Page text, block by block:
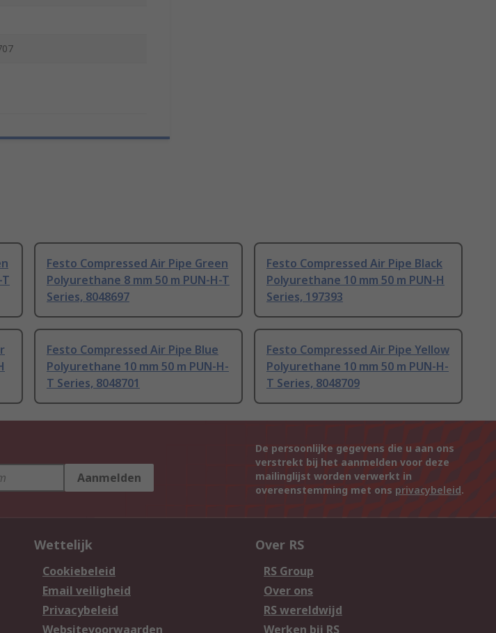
Festo Compressed Air Pipe Green
Polyurethane 8 mm 50 m PUN-H-T
Series, 8048697
Festo Compressed Air Pipe Black
Polyurethane 10 mm 50 m PUN-H
Series, 197393
Festo Compressed Air Pipe Blue
Polyurethane 10 mm 50 m PUN-H-
T Series, 8048701
Festo Compressed Air Pipe Yellow
Polyurethane 10 mm 50 m PUN-H-
T Series, 8048709
Aanmelden
De persoonlijke gegevens die u aan ons
verstrekt bij het aanmelden voor deze
mailinglijst worden verwerkt in
overeenstemming met ons privacybeleid.
Wettelijk
Cookiebeleid
Email veiligheid
Privacybeleid
Websitevoorwaarden
Over RS
RS Group
Over ons
RS wereldwijd
Werken bij RS